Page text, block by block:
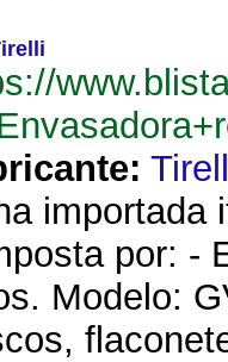
importada
por: -
Modelo: